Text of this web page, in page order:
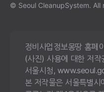
© Seoul CleanupSystem. All
정비사업정보몽땅 홈페
(사진) 사용에 대한 저
서울시청,
본 저작물은 서울특별시